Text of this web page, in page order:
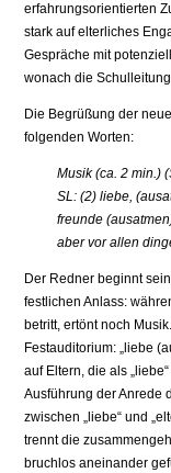
erfahrungsorientierten
stark auf elterliches
Gespräche mit
wonach die
Die Begrüßung der
folgenden Worten:
Musik (ca. 2 min.)
SL: (2) liebe,
freunde
aber vor allen
Der Redner beginnt
festlichen Anlass:
betritt, ertönt noch
Festauditorium: „liebe
auf Eltern, die als
Ausführung der Anrede
zwischen „liebe“ und
trennt die
bruchlos aneinander